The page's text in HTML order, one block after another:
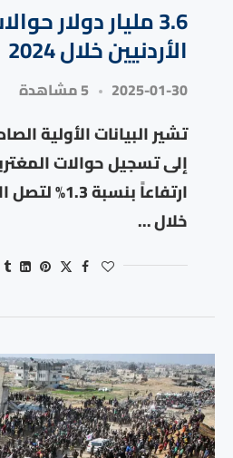
3.6 مليار دولار
الأردنيين خلال 2024
2025-01-30 5 مشاهدة
تشير البيانات الأولية
إلى تسجيل حوالات
خلال …